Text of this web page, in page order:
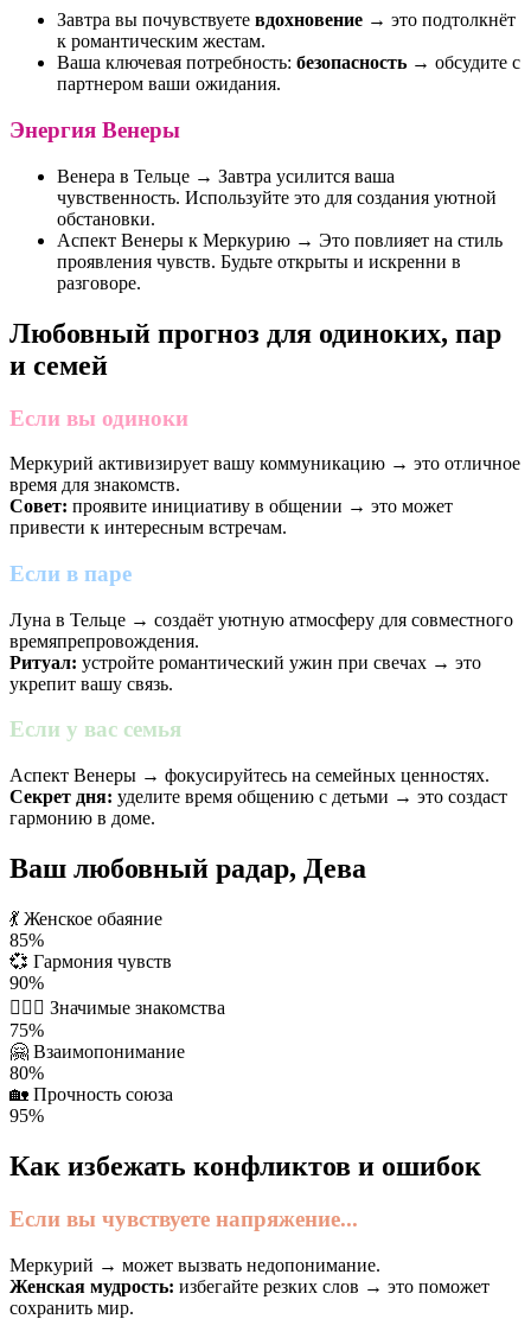
Завтра вы почувствуете вдохновение → это подтолкнёт
к романтическим жестам.
Ваша ключевая потребность: безопасность → обсудите с
партнером ваши ожидания.
Энергия Венеры
Венера в Тельце → Завтра усилится ваша
чувственность. Используйте это для создания уютной
обстановки.
Аспект Венеры к Меркурию → Это повлияет на стиль
проявления чувств. Будьте открыты и искренни в
разговоре.
Любовный прогноз для одиноких, пар
и семей
Если вы одиноки
Меркурий активизирует вашу коммуникацию → это отличное
время для знакомств.
Совет: проявите инициативу в общении → это может
привести к интересным встречам.
Если в паре
Луна в Тельце → создаёт уютную атмосферу для совместного
времяпрепровождения.
Ритуал: устройте романтический ужин при свечах → это
укрепит вашу связь.
Если у вас семья
Аспект Венеры → фокусируйтесь на семейных ценностях.
Секрет дня: уделите время общению с детьми → это создаст
гармонию в доме.
Ваш любовный радар, Дева
💃 Женское обаяние
85%
💞 Гармония чувств
90%
👩‍❤️‍👨 Значимые знакомства
75%
🤗 Взаимопонимание
80%
🏡 Прочность союза
95%
Как избежать конфликтов и ошибок
Если вы чувствуете напряжение...
Меркурий → может вызвать недопонимание.
Женская мудрость: избегайте резких слов → это поможет
сохранить мир.